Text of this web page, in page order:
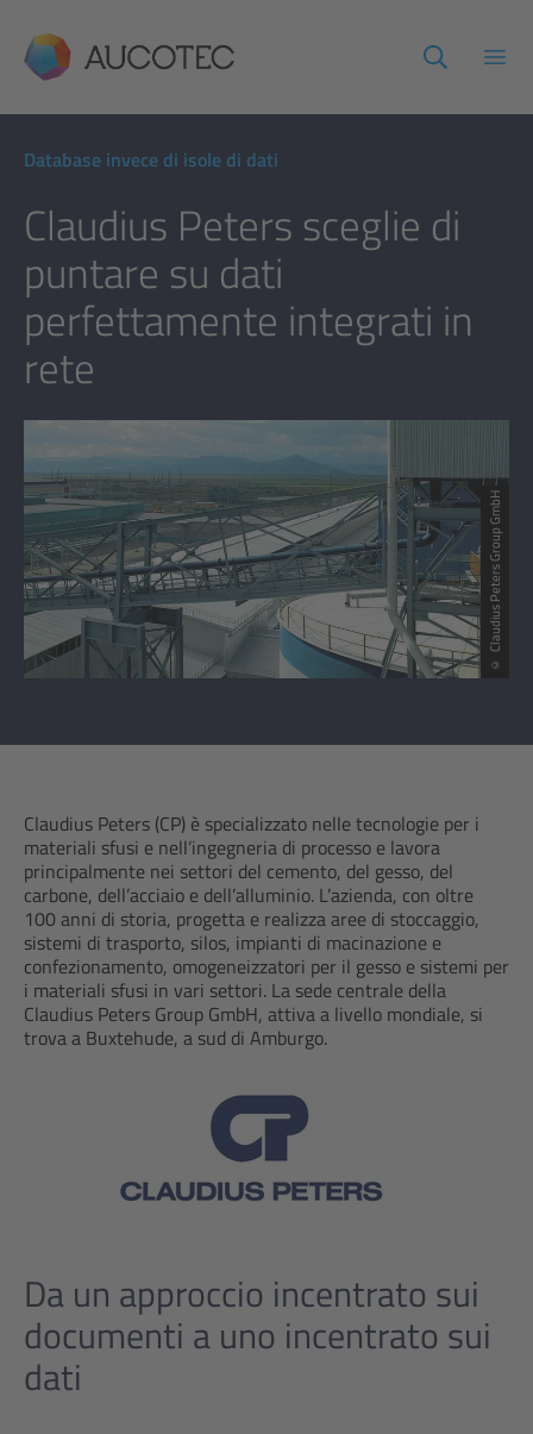
AUCOTEC
Apri
Database invece di isole di dati
Claudius Peters sceglie di
puntare su dati
perfettamente integrati in
rete
© Claudius Peters Group GmbH
Claudius Peters (CP) è specializzato nelle tecnologie per i
materiali sfusi e nell’ingegneria di processo e lavora
principalmente nei settori del cemento, del gesso, del
carbone, dell’acciaio e dell’alluminio. L’azienda, con oltre
100 anni di storia, progetta e realizza aree di stoccaggio,
sistemi di trasporto, silos, impianti di macinazione e
confezionamento, omogeneizzatori per il gesso e sistemi per
i materiali sfusi in vari settori. La sede centrale della
Claudius Peters Group GmbH, attiva a livello mondiale, si
trova a Buxtehude, a sud di Amburgo.
Da un approccio incentrato sui
documenti a uno incentrato sui
dati